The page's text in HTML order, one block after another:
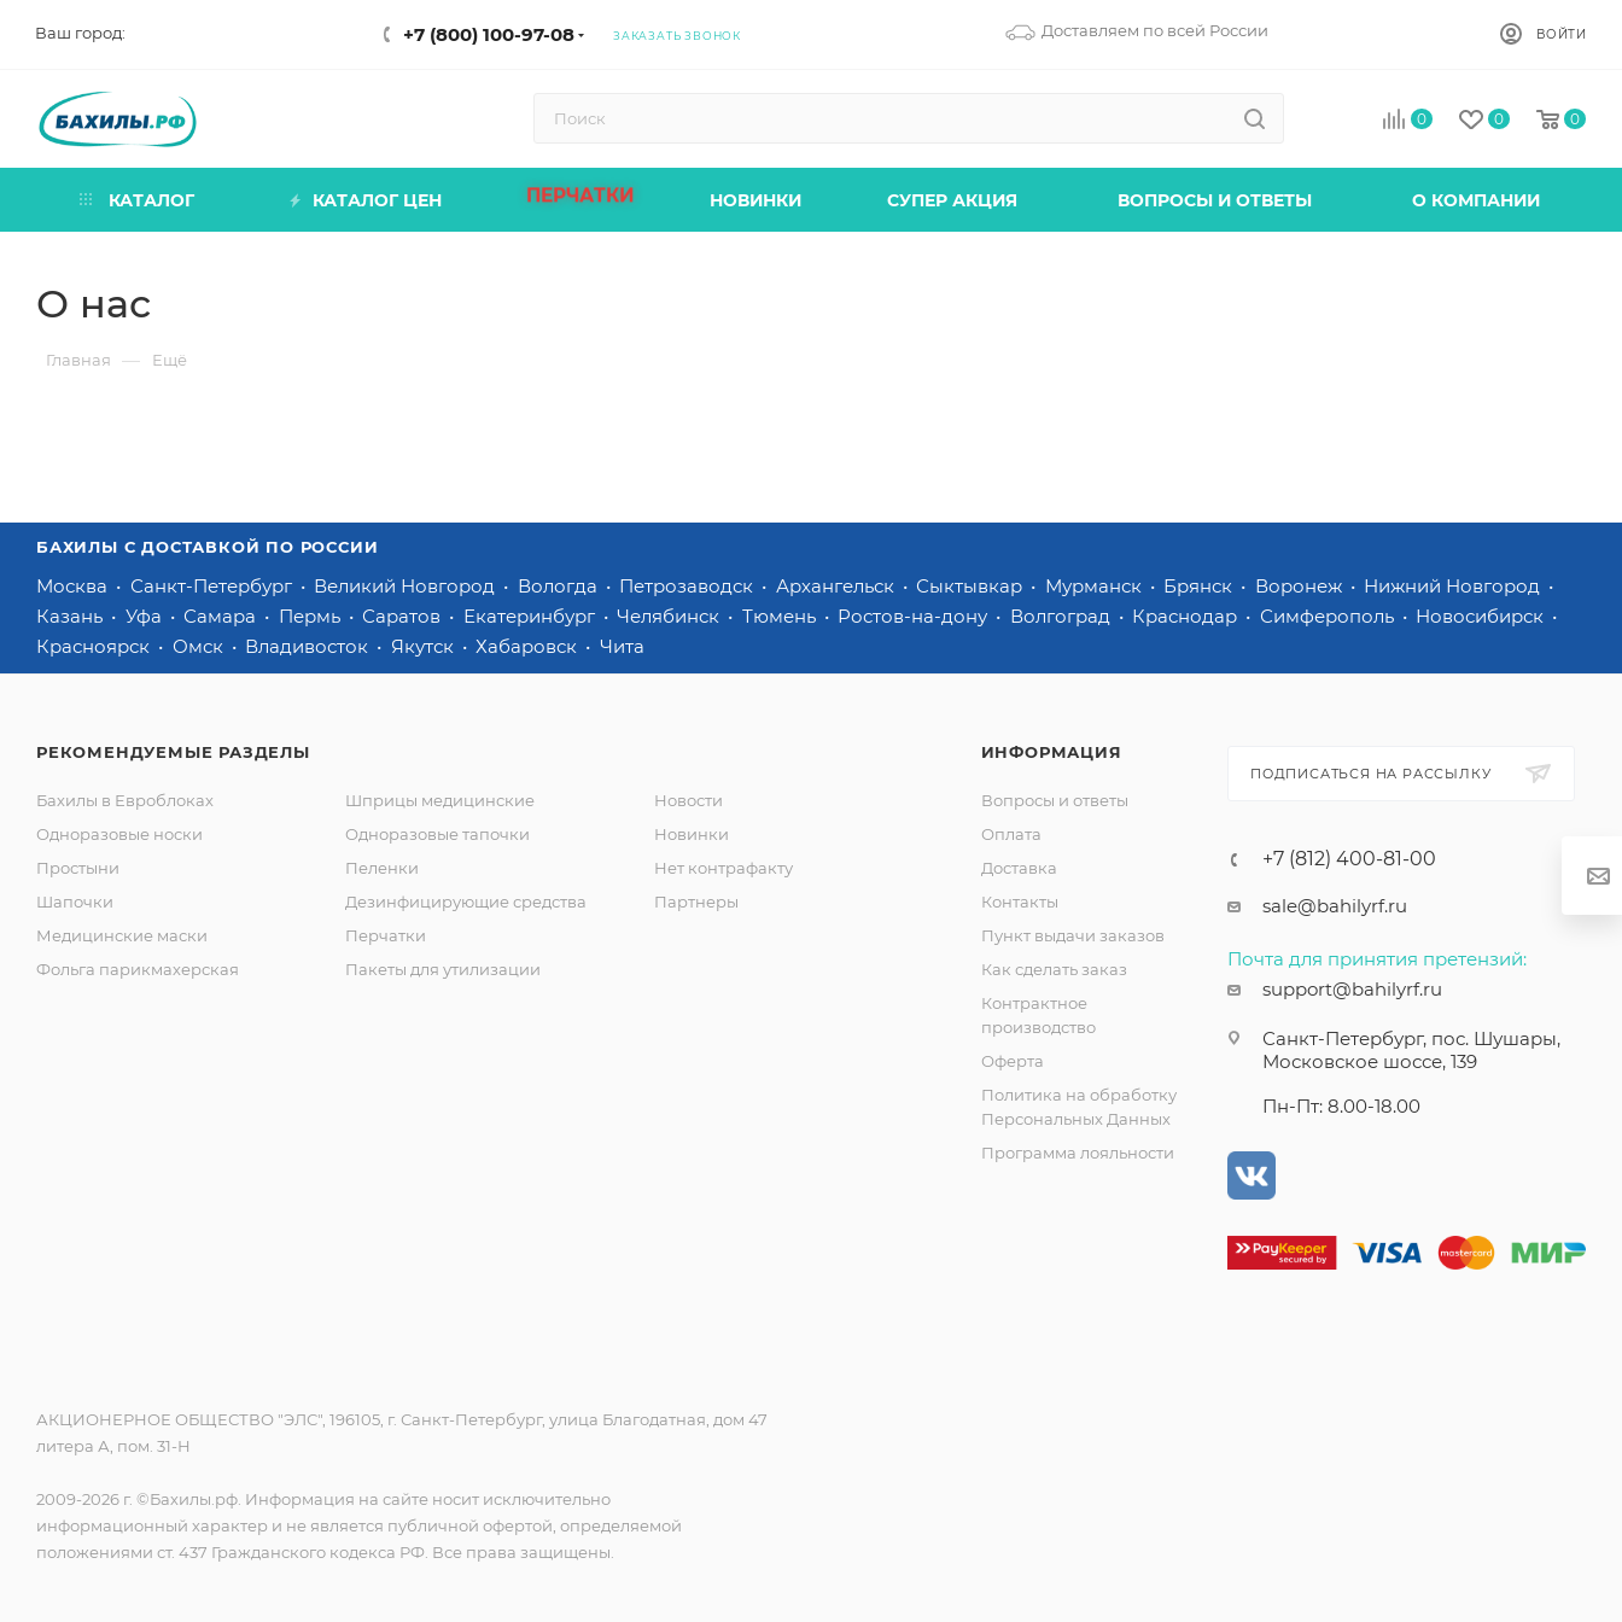
Ваш город: +7 (800) 100-97-08 ЗАКАЗАТЬ ЗВОНОК Доставляем по всей России ВОЙТИ
0 0 0
КАТАЛОГ КАТАЛОГ ЦЕН ПЕРЧАТКИ НОВИНКИ СУПЕР АКЦИЯ ВОПРОСЫ И ОТВЕТЫ О КОМПАНИИ
О нас
Главная — Ещё
БАХИЛЫ С ДОСТАВКОЙ ПО РОССИИ
Москва Санкт-Петербург Великий Новгород Вологда Петрозаводск Архангельск Сыктывкар Мурманск Брянск Воронеж
Нижний Новгород
Казань
Уфа Самара Пермь Саратов Екатеринбург Челябинск Тюмень Ростов-на-дону Волгоград Краснодар Симферополь
Новосибирск
Красноярск
Омск Владивосток Якутск Хабаровск Чита
РЕКОМЕНДУЕМЫЕ РАЗДЕЛЫ
Бахилы в Евроблоках
Одноразовые носки
Простыни
Шапочки
Медицинские маски
Фольга парикмахерская
Шприцы медицинские
Одноразовые тапочки
Пеленки
Дезинфицирующие средства
Перчатки
Пакеты для утилизации
Новости
Новинки
Нет контрафакту
Партнеры
ИНФОРМАЦИЯ
Вопросы и ответы
Оплата
Доставка
Контакты
Пункт выдачи заказов
Как сделать заказ
Контрактное
производство
Оферта
Политика на обработку
Персональных Данных
Программа лояльности
ПОДПИСАТЬСЯ НА РАССЫЛКУ
+7 (812) 400-81-00
sale@bahilyrf.ru
Почта для принятия претензий:
support@bahilyrf.ru
Санкт-Петербург, пос. Шушары,
Московское шоссе, 139
Пн-Пт: 8.00-18.00
АКЦИОНЕРНОЕ ОБЩЕСТВО "ЭЛС", 196105, г. Санкт-Петербург, улица Благодатная, дом 47
литера А, пом. 31-Н
2009-2026 г. ©Бахилы.рф. Информация на сайте носит исключительно
информационный характер и не является публичной офертой, определяемой
положениями ст. 437 Гражданского кодекса РФ. Все права защищены.